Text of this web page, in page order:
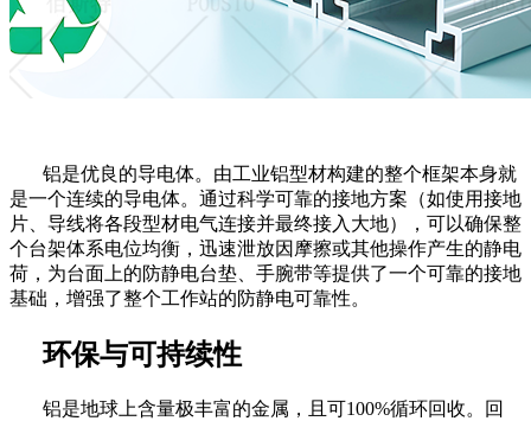
铝是优良的导电体。由工业铝型材构建的整个框架本身就
是一个连续的导电体。通过科学可靠的接地方案（如使用接地
片、导线将各段型材电气连接并最终接入大地），可以确保整
个台架体系电位均衡，迅速泄放因摩擦或其他操作产生的静电
荷，为台面上的防静电台垫、手腕带等提供了一个可靠的接地
基础，增强了整个工作站的防静电可靠性。
环保与可持续性
铝是地球上含量极丰富的金属，且可100%循环回收。回